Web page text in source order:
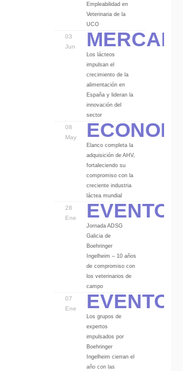
Empleabilidad en
Veterinaria de la
UCO
03
Jun
Los lácteos
impulsan el
crecimiento de la
alimentación en
España y lideran la
innovación del
sector
08
May
Elanco completa la
adquisición de AHV,
fortaleciendo su
compromiso con la
creciente industria
láctea mundial
28
Ene
Eventos
Jornada ADSG
Galicia de
Boehringer
Ingelheim – 10 años
de compromiso con
los veterinarios de
campo
07
Ene
Eventos
Los grupos de
expertos
impulsados por
Boehringer
Ingelheim cierran el
año con las